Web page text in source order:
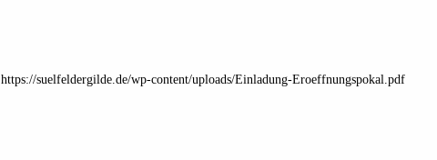
suelfeldergilde.de/wp-content/uploads/Einladung-Eroeffnungspokal.pdf